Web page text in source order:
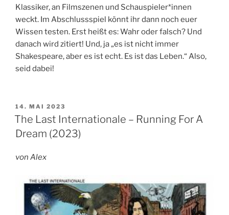
Klassiker, an Filmszenen und Schauspieler*innen
weckt. Im Abschlussspiel könnt ihr dann noch euer
Wissen testen. Erst heißt es: Wahr oder falsch? Und
danach wird zitiert! Und, ja „es ist nicht immer
Shakespeare, aber es ist echt. Es ist das Leben.“ Also,
seid dabei!
VERÖFFENTLICHT
AM
14. MAI 2023
The Last Internationale – Running For A
Dream (2023)
von Alex